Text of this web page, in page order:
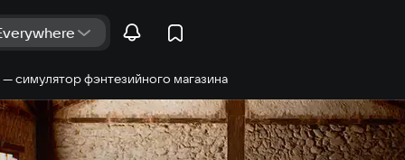
симулятор фэнтезийного магазина